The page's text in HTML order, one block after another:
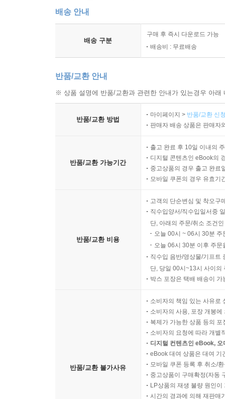
배송 안내
배송 구분
구매 후 즉시 다운로드 가능
배송비 : 무료배송
반품/교환 안내
※ 상품 설명에 반품/교환과 관련한 안내가 있는경우 아
반품/교환 방법
마이페이지 > 반품/교환 신
판매자 배송 상품은 판매자
반품/교환 가능기간
출고 완료 후 10일 이내의
디지털 콘텐츠인 eBook의
중고상품의 경우 출고 완료
모바일 쿠폰의 경우 유효기
반품/교환 비용
고객의 단순변심 및 착오구
직수입양서/직수입일서중
단, 아래의 주문/취소 조건
오늘 00시 ~ 06시 30분
오늘 06시 30분 이후 주
직수입 음반/영상물/기프트
단, 당일 00시~13시 사이의
박스 포장은 택배 배송이
반품/교환 불가사유
소비자의 책임 있는 사유로
소비자의 사용, 포장 개봉
복제가 가능한 상품 등의
소비자의 요청에 따라 개별
디지털 컨텐츠인 eBook,
eBook 대여 상품은 대여 기
모바일 쿠폰 등록 후 취소/
중고상품이 구매확정(자동
LP상품의 재생 불량 원인
시간의 경과에 의해 재판매